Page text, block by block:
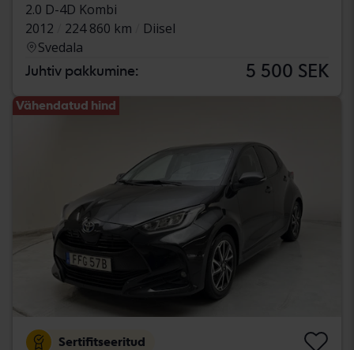
2.0 D-4D Kombi
2012
224 860 km
Diisel
Svedala
Juhtiv pakkumine: 5 500 SEK
Vähendatud hind
Sertifitseeritud